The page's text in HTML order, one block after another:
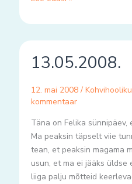
13.05.2008.
12. mai 2008 /
kommentaar
Täna on Felika
Ma peaksin täpselt viie
tean, et peaksin magama
usun, et ma ei jääks üldse
liiga palju mõtteid